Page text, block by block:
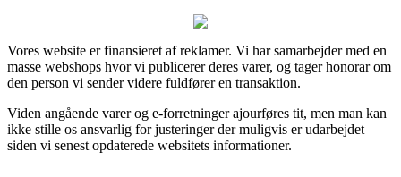
Vores website er finansieret af reklamer. Vi har samarbejder med en
masse webshops hvor vi publicerer deres varer, og tager honorar om
den person vi sender videre fuldfører en transaktion.
Viden angående varer og e-forretninger ajourføres tit, men man kan
ikke stille os ansvarlig for justeringer der muligvis er udarbejdet
siden vi senest opdaterede websitets informationer.